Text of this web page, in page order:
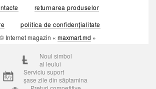
returnarea produselor
politica de confidențialitate
Internet magazin « maxmart.md »
Noul simbol
al leului
Serviciu suport
șase zile din săptamina